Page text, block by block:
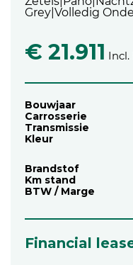
Grey|Volledig
€ 21.911
Bouwjaar
Carrosserie
Transmissie
Kleur
Brandstof
Km stand
BTW / Marge
Financial